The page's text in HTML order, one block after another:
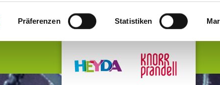
Präferenzen Statistiken